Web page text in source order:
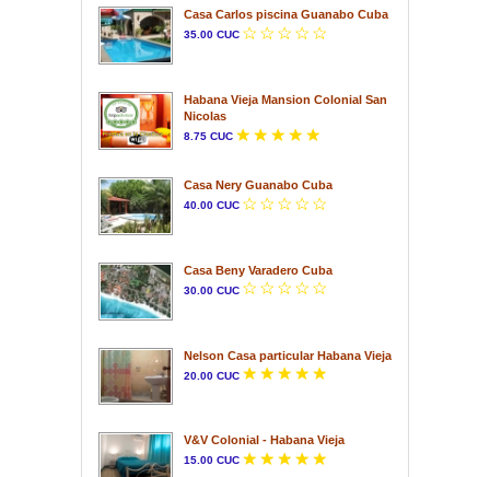
Casa Carlos piscina Guanabo Cuba
35.00 CUC
Habana Vieja Mansion Colonial San
Nicolas
8.75 CUC
Casa Nery Guanabo Cuba
40.00 CUC
Casa Beny Varadero Cuba
30.00 CUC
Nelson Casa particular Habana Vieja
20.00 CUC
V&V Colonial - Habana Vieja
15.00 CUC